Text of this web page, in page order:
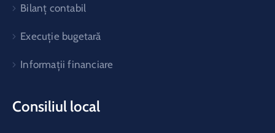
Bilanț contabil
Execuție bugetară
Informații financiare
Consiliul local